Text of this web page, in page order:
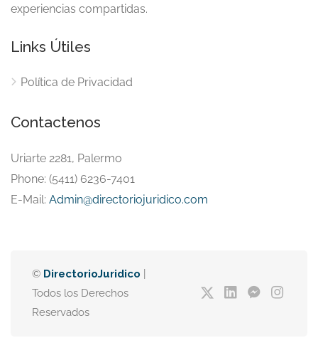
experiencias compartidas.
Links Útiles
Política de Privacidad
Contactenos
Uriarte 2281, Palermo
Phone: (5411) 6236-7401
E-Mail: Admin@directoriojuridico.com
© DirectorioJuridico
Todos los Derechos
Reservados